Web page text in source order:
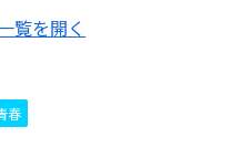
覧を開く
春